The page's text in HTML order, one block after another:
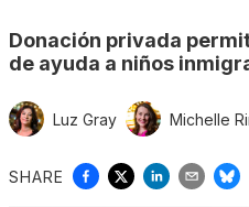
Donación privada
de ayuda a niños
Luz Gray Michelle
SHARE